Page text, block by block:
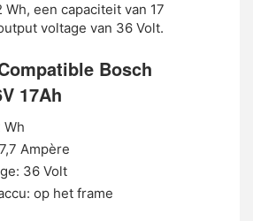
Wh, een capaciteit van 17
voltage van 36 Volt.
Bosch
17Ah
Wh
Ampère
36 Volt
op het frame